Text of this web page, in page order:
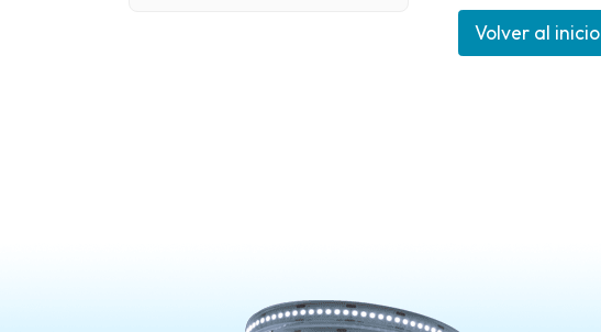
Volver al inicio